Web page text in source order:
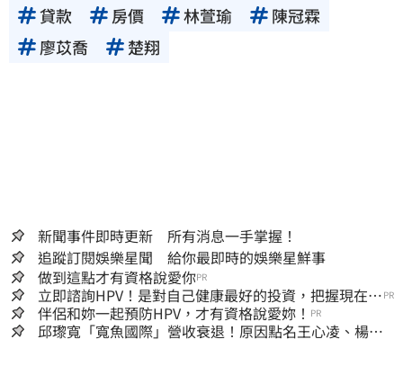
貸款 房價 林萱瑜
陳冠霖
廖苡喬
楚翔
新聞事件即時更新 所有消息一手掌握！
追蹤訂閱娛樂星聞 給你最即時的娛樂星鮮事
做到這點才有資格說愛你PR
立即諮詢HPV！是對自己健康最好的投資，把握現在不
嫌晚！
PR
伴侶和妳一起預防HPV，才有資格說愛妳！ PR
邱瓈寬「寬魚國際」營收衰退！原因點名王心凌、楊丞